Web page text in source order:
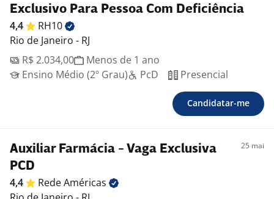
Exclusivo Para Pessoa Com Deficiência
4,4
RH10
Rio de Janeiro - RJ
R$ 2.034,00
Menos de 1 ano
Ensino Médio (2º Grau)
PcD Presencial
Candidatar-me
Auxiliar Farmácia - Vaga Exclusiva
PCD
25 mai
4,4 RedeAméricas